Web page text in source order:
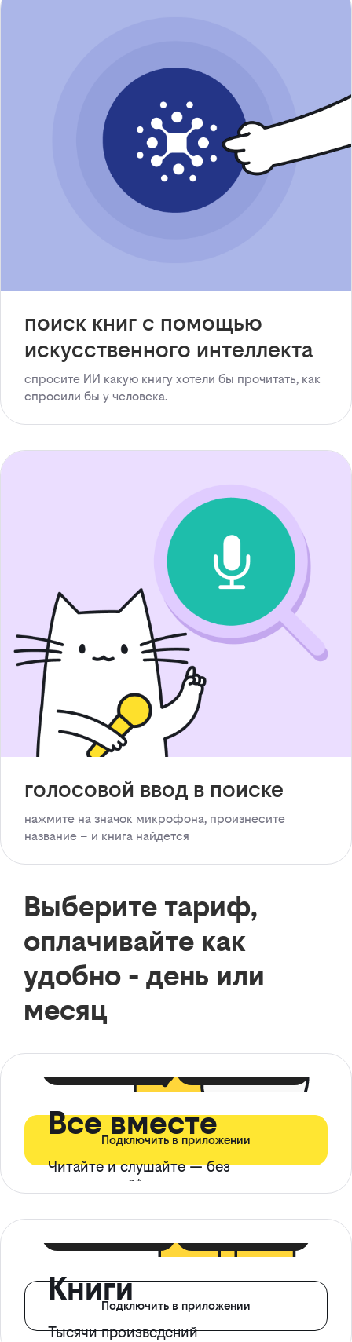
поиск книг с помощью
искусственного интеллекта
спросите ИИ какую книгу хотели бы прочитать, как
спросили бы у человека.
голосовой ввод в поиске
нажмите на значок микрофона, произнесите
название – и книга найдется
Выберите тариф,
оплачивайте как
удобно - день или
месяц
Все вместе
Читайте и слушайте — без
ограничений*
Подключить в приложении
Книги
Тысячи произведений
Подключить в приложении